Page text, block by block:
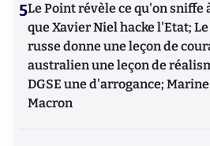
5Le Point révèle ce qu'on sniffe
que Xavier Niel hacke l'Etat;
russe donne une leçon de
australien une leçon de
DGSE une d'arrogance;
Macron